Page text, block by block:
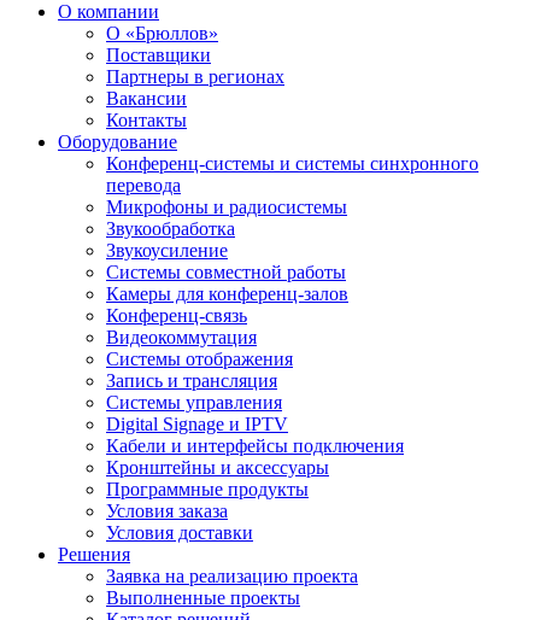
О компании
О «Брюллов»
Поставщики
Партнеры в регионах
Вакансии
Контакты
Оборудование
Конференц-системы и системы синхронного
перевода
Микрофоны и радиосистемы
Звукообработка
Звукоусиление
Системы совместной работы
Камеры для конференц-залов
Конференц-связь
Видеокоммутация
Системы отображения
Запись и трансляция
Системы управления
Digital Signage и IPTV
Кабели и интерфейсы подключения
Кронштейны и аксессуары
Программные продукты
Условия заказа
Условия доставки
Решения
Заявка на реализацию проекта
Выполненные проекты